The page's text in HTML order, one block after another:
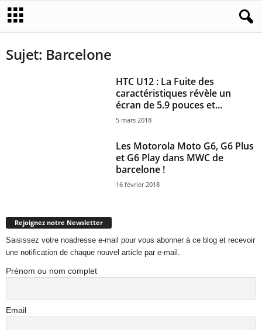
Sujet: Barcelone
HTC U12 : La Fuite des
caractéristiques révèle un
écran de 5.9 pouces et...
5 mars 2018
Les Motorola Moto G6, G6 Plus
et G6 Play dans MWC de
barcelone !
16 février 2018
Rejoignez notre Newsletter
Saisissez votre noadresse e-mail pour vous abonner à ce blog et recevoir
une notification de chaque nouvel article par e-mail.
Prénom ou nom complet
Email